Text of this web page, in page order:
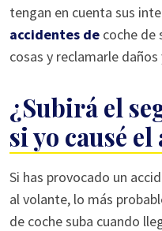
tengan en cuenta sus
accidentes de coche de
cosas y reclamarle
¿Subirá el
si yo causé
Si has provocado un
al volante, lo más
de coche suba cuando